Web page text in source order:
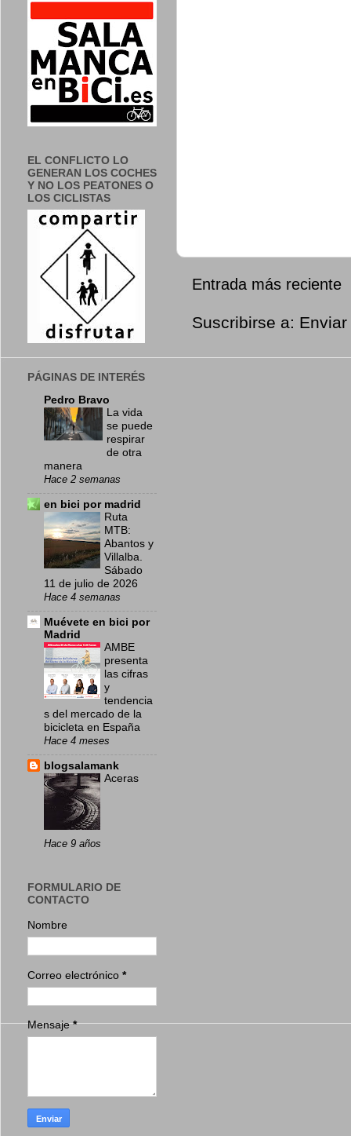
Entrada más reciente
Suscribirse a:
EL CONFLICTO LO
GENERAN LOS COCHES
Y NO LOS PEATONES O
LOS CICLISTAS
PÁGINAS DE INTERÉS
Pedro Bravo
La vida
se puede
respirar
de otra
manera
Hace 2 semanas
en bici por madrid
Ruta
MTB:
Abantos y
Villalba.
Sábado
11 de julio de 2026
Hace 4 semanas
Muévete en bici por
Madrid
AMBE
presenta
las cifras
y
tendencia
s del mercado de la
bicicleta en España
Hace 4 meses
blogsalamank
Aceras
Hace 9 años
FORMULARIO DE
CONTACTO
Nombre
Correo electrónico *
Mensaje*